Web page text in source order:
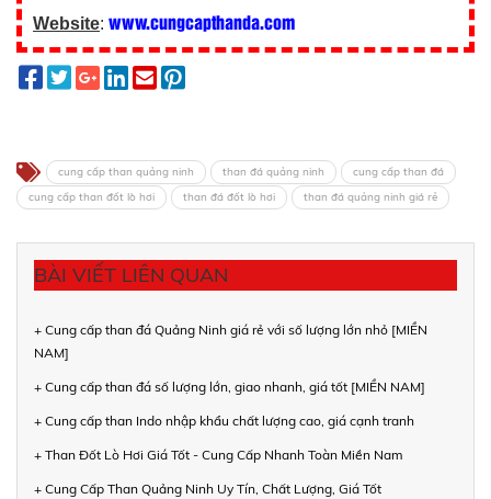
Website: www.cungcapthanda.com
cung cấp than quảng ninh than đá quảng ninh
cung cấp than đá
cung cấp than đốt lò hơi
than đá đốt lò hơi than đá quảng ninh giá rẻ
BÀI VIẾT LIÊN QUAN
+ Cung cấp than đá Quảng Ninh giá rẻ với số lượng lớn nhỏ [MIỀN
NAM]
+ Cung cấp than đá số lượng lớn, giao nhanh, giá tốt [MIỀN NAM]
+ Cung cấp than Indo nhập khẩu chất lượng cao, giá cạnh tranh
+ Than Đốt Lò Hơi Giá Tốt - Cung Cấp Nhanh Toàn Miền Nam
+ Cung Cấp Than Quảng Ninh Uy Tín, Chất Lượng, Giá Tốt